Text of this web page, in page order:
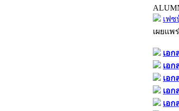
เฟ
เผยแพ
เอ
เอ
เอ
เอ
เอ